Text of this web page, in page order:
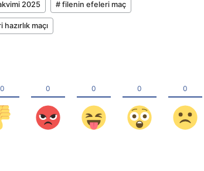
2025 # filenin efeleri maç
maçı